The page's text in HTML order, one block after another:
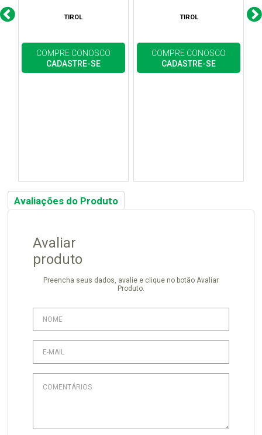
TIROL
COMPRE CONOSCO
CADASTRE-SE
TIROL
COMPRE CONOSCO
CADASTRE-SE
Avaliações do Produto
Avaliar
produto
Preencha seus dados, avalie e clique no botão Avaliar
Produto.